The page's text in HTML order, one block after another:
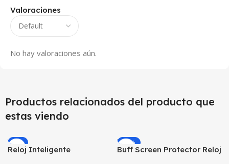
Valoraciones
No hay valoraciones aún.
Productos relacionados del producto que
estas viendo
-5%
Reloj Inteligente
-23%
Buff Screen Protector Reloj